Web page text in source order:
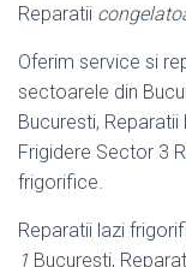
Reparatii
Oferim service si
sectoarele din
Bucuresti,
Frigidere Sector 3
frigorifice.
Reparatii lazi
1 Bucuresti,